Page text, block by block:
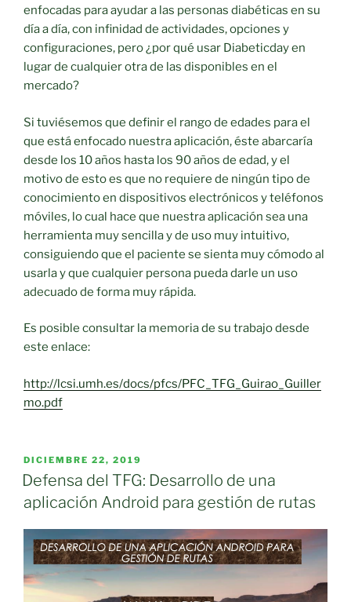
enfocadas para ayudar a las personas diabéticas en su
día a día, con infinidad de actividades, opciones y
configuraciones, pero ¿por qué usar Diabeticday en
lugar de cualquier otra de las disponibles en el
mercado?
Si tuviésemos que definir el rango de edades para el
que está enfocado nuestra aplicación, éste abarcaría
desde los 10 años hasta los 90 años de edad, y el
motivo de esto es que no requiere de ningún tipo de
conocimiento en dispositivos electrónicos y teléfonos
móviles, lo cual hace que nuestra aplicación sea una
herramienta muy sencilla y de uso muy intuitivo,
consiguiendo que el paciente se sienta muy cómodo al
usarla y que cualquier persona pueda darle un uso
adecuado de forma muy rápida.
Es posible consultar la memoria de su trabajo desde
este enlace:
http://lcsi.umh.es/docs/pfcs/PFC_TFG_Guirao_Guiller
mo.pdf
PUBLICADO
EL
DICIEMBRE 22, 2019
Defensa del TFG: Desarrollo de una
aplicación Android para gestión de rutas